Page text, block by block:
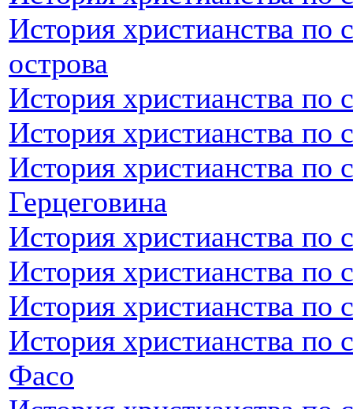
История христианства по
острова
История христианства по
История христианства по
История христианства по
Герцеговина
История христианства по
История христианства по
История христианства по
История христианства по
Фасо